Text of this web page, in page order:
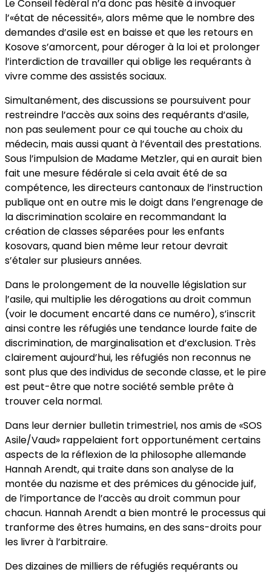
Le Conseil fédéral n’a donc pas hésité à invoquer
l’«état de nécessité», alors même que le nombre des
demandes d’asile est en baisse et que les retours en
Kosove s’amorcent, pour déroger à la loi et prolonger
l’interdiction de travailler qui oblige les requérants à
vivre comme des assistés sociaux.
Simultanément, des discussions se poursuivent pour
restreindre l’accès aux soins des requérants d’asile,
non pas seulement pour ce qui touche au choix du
médecin, mais aussi quant à l’éventail des prestations.
Sous l’impulsion de Madame Metzler, qui en aurait bien
fait une mesure fédérale si cela avait été de sa
compétence, les directeurs cantonaux de l’instruction
publique ont en outre mis le doigt dans l’engrenage de
la discrimination scolaire en recommandant la
création de classes séparées pour les enfants
kosovars, quand bien même leur retour devrait
s’étaler sur plusieurs années.
Dans le prolongement de la nouvelle législation sur
l’asile, qui multiplie les dérogations au droit commun
(voir le document encarté dans ce numéro), s’inscrit
ainsi contre les réfugiés une tendance lourde faite de
discrimination, de marginalisation et d’exclusion. Très
clairement aujourd’hui, les réfugiés non reconnus ne
sont plus que des individus de seconde classe, et le pire
est peut-être que notre société semble prête à
trouver cela normal.
Dans leur dernier bulletin trimestriel, nos amis de «SOS
Asile/Vaud» rappelaient fort opportunément certains
aspects de la réflexion de la philosophe allemande
Hannah Arendt, qui traite dans son analyse de la
montée du nazisme et des prémices du génocide juif,
de l’importance de l’accès au droit commun pour
chacun. Hannah Arendt a bien montré le processus qui
tranforme des êtres humains, en des sans-droits pour
les livrer à l’arbitraire.
Des dizaines de milliers de réfugiés requérants ou